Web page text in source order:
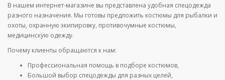
В нашем интернет-магазине вы представлена удобная спецодежда
разного назначения. Мы готовы предложить костюмы для рыбалки и
охоты, охранную экипировку, противочумные костюмы,
медицинскую одежду.
Почему клиенты обращаются к нам:
Профессиональная помощь в подборе костюмов,
Большой выбор спецодежды для разных целей,